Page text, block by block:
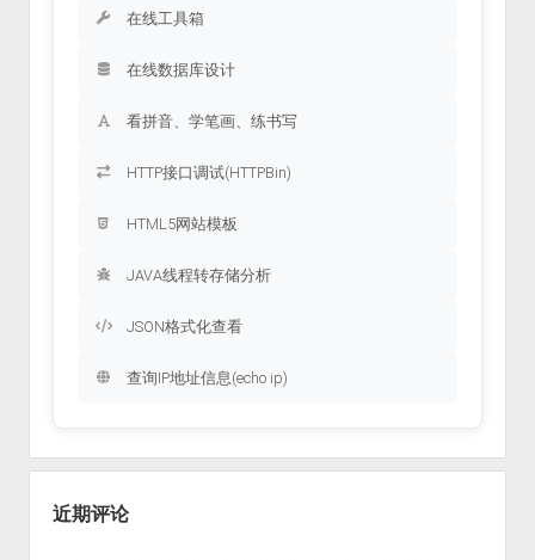
在线工具箱
在线数据库设计
看拼音、学笔画、练书写
HTTP接口调试(HTTPBin)
HTML5网站模板
JAVA线程转存储分析
JSON格式化查看
查询IP地址信息(echo ip)
近期评论